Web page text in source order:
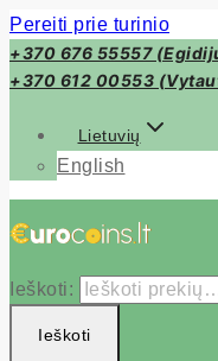
Pereiti prie turinio
+370 676 55557
+370 612 00553
Lietuvių
English
Ieškoti:
Ieškoti